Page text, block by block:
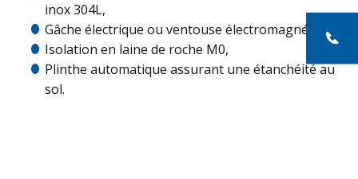
inox 304L,
Gâche électrique ou ventouse électromagnétique,
Isolation en laine de roche M0,
Plinthe automatique assurant une étanchéité au
sol.